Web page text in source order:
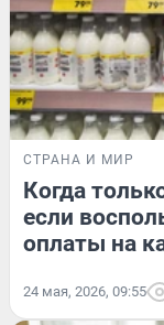
СТРАНА И МИР
Когда
если
оплаты на
24 мая, 2026, 09:55